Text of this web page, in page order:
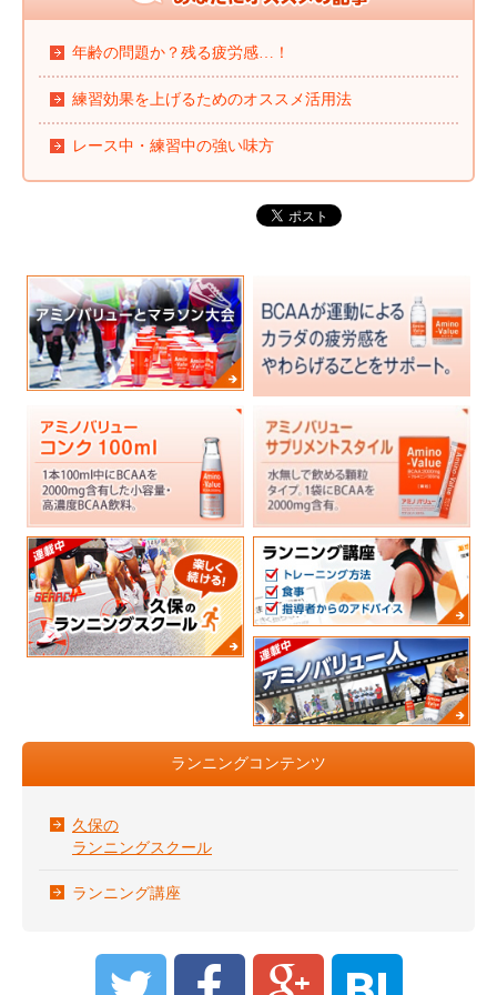
年齢の問題か？残る疲労感…！
練習効果を上げるためのオススメ活用法
レース中・練習中の強い味方
ランニングコンテンツ
久保の
ランニングスクール
ランニング講座